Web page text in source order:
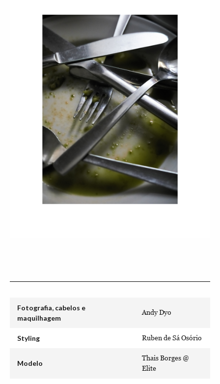
Fotografia, cabelos e
maquilhagem
Andy Dyo
Styling Ruben de Sá Osório
Modelo
Thais Borges @
Elite